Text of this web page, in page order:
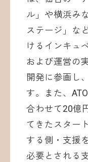
ル」や横浜み
ステージ」な
けるインキュ
および運営の
開発に参画し
す。また、
合わせて20億
てきたスター
する側・支援
必要とされる